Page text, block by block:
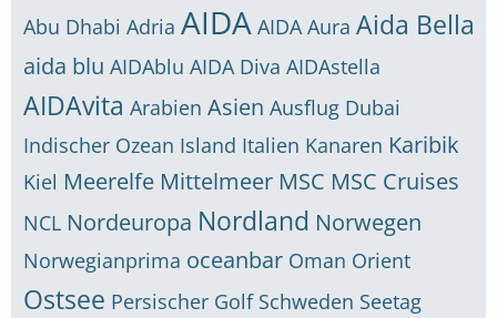
Abu Dhabi Adria AIDA AIDA Aura Aida Bella
aida blu AIDAblu AIDA Diva AIDAstella
AIDAvita Arabien Asien Ausflug Dubai
Indischer Ozean Island Italien Kanaren Karibik
Kiel Meerelfe Mittelmeer MSC MSC Cruises
NCL Nordeuropa Nordland Norwegen
Norwegianprima oceanbar Oman Orient
Ostsee Persischer Golf Schweden Seetag